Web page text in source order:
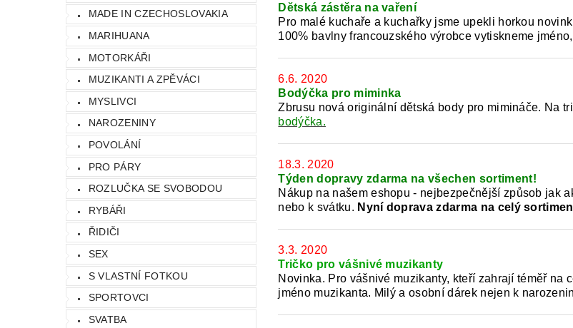
MADE IN CZECHOSLOVAKIA
MARIHUANA
MOTORKÁŘI
MUZIKANTI A ZPĚVÁCI
MYSLIVCI
NAROZENINY
POVOLÁNÍ
PRO PÁRY
ROZLUČKA SE SVOBODOU
RYBÁŘI
ŘIDIČI
SEX
S VLASTNÍ FOTKOU
SPORTOVCI
SVATBA
Dětská zástěra na vaření
Pro malé kuchaře a kuchařky jsme upekli horkou
100% bavlny francouzského výrobce vytiskneme
6.6. 2020
Bodýčka pro miminka
Zbrusu nová originální dětská body pro mimináče. Na
bodýčka.
18.3. 2020
Týden dopravy zdarma na všechen sortiment!
Nákup na našem eshopu - nejbezpečnější způsob jak
nebo k svátku. Nyní doprava zdarma na celý
3.3. 2020
Tričko pro vášnivé muzikanty
Novinka. Pro vášnivé muzikanty, kteří zahrají téměř
jméno muzikanta. Milý a osobní dárek nejen k